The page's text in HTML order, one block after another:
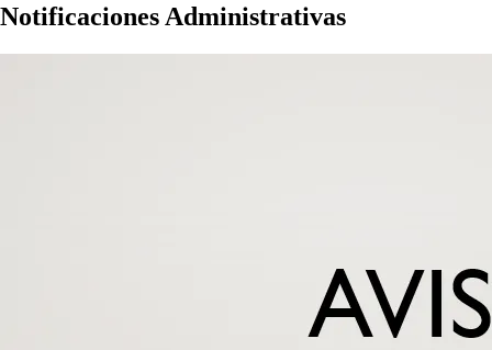
Notificaciones Administrativas